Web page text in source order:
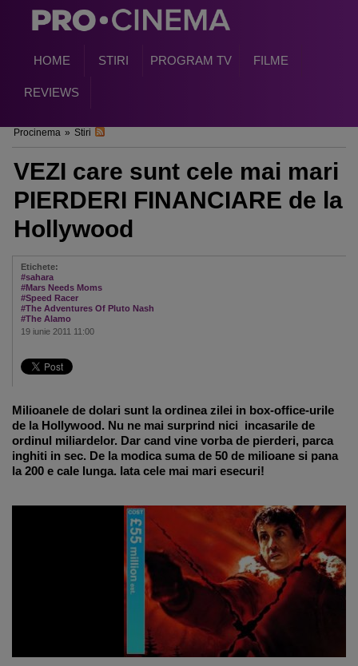
HOME STIRI PROGRAM TV FILME
REVIEWS
Procinema » Stiri
VEZI care sunt cele mai mari
PIERDERI FINANCIARE de la
Hollywood
Etichete:
#sahara
#Mars Needs Moms
#Speed Racer
#The Adventures Of Pluto Nash
#The Alamo
19 iunie 2011 11:00
Milioanele de dolari sunt la ordinea zilei in box-office-urile
de la Hollywood. Nu ne mai surprind nici incasarile de
ordinul miliardelor. Dar cand vine vorba de pierderi, parca
inghiti in sec. De la modica suma de 50 de milioane si pana
la 200 e cale lunga. Iata cele mai mari esecuri!